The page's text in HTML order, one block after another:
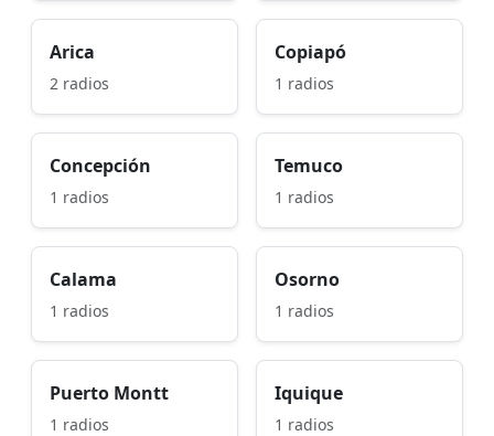
Arica
2 radios
Copiapó
1 radios
Concepción
1 radios
Temuco
1 radios
Calama
1 radios
Osorno
1 radios
Puerto Montt
1 radios
Iquique
1 radios